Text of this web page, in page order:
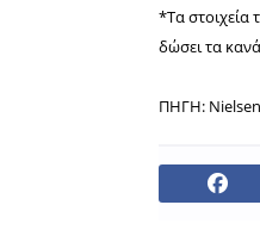
*Τα
δώσει τα
ΠΗΓΗ: